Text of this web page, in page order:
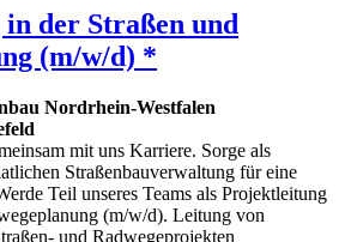
der Straßen und
(m/w/d) *
Nordrhein-Westfalen
mit uns Karriere. Sorge als
Straßenbauverwaltung für eine
Teil unseres Teams als Projektleitung
(m/w/d). Leitung von
und Radwegeprojekten